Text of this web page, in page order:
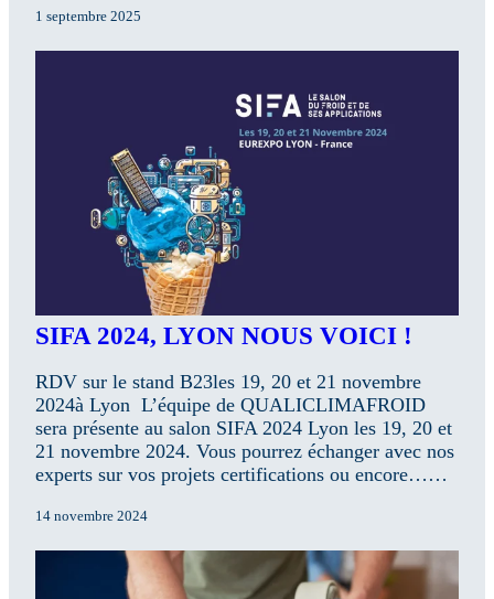
1 septembre 2025
SIFA 2024, LYON NOUS VOICI !
RDV sur le stand B23les 19, 20 et 21 novembre
2024à Lyon L’équipe de QUALICLIMAFROID
sera présente au salon SIFA 2024 Lyon les 19, 20 et
21 novembre 2024. Vous pourrez échanger avec nos
experts sur vos projets certifications ou encore……
14 novembre 2024